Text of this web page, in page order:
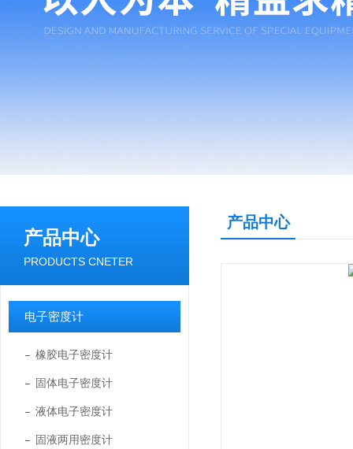
产品中心
PRODUCTS CNETER
电子密度计
橡胶电子密度计
固体电子密度计
液体电子密度计
固液两用密度计
产品中心